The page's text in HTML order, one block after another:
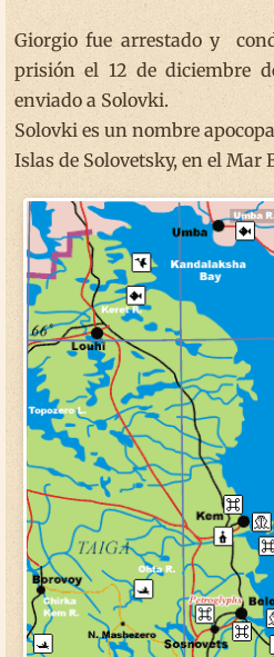
Giorgio fue arrestado y
prisión el 12 de diciembre
enviado a Solovki.
Solovki es un nombre
Islas de Solovetsky, en el Mar